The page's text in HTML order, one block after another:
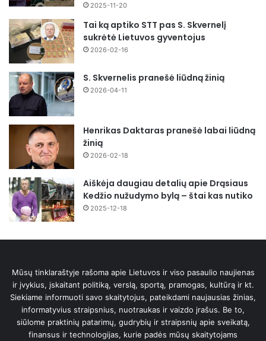
2025-11-20
Tai ką aptiko STT pas S. Skvernelį
sukrėtė Lietuvos gyventojus
2026-02-16
S. Skvernelis pranešė liūdną žinią
2026-04-11
Henrikas Daktaras pranešė labai liūdną
žinią
2026-02-18
Aiškėja daugiau detalių apie Drąsiaus
Kedžio nužudymo bylą – štai kas nutiko
2025-12-18
Mūsų tinklaraštyje rašoma apie Lietuvos ir viso pasaulio naujienas
ir įvykius, įskaitant politiką, verslą, sportą, pramogas, kultūrą ir kt.
Siekiame informuoti savo skaitytojus, pateikdami naujausias žinias,
informatyvius straipsnius, nuotraukas ir vaizdo įrašus. Be to,
siūlome praktinių patarimų, gudrybių ir straipsnių apie sveikatą,
finansus ir technologijas, kurie padės mūsų skaitytojams